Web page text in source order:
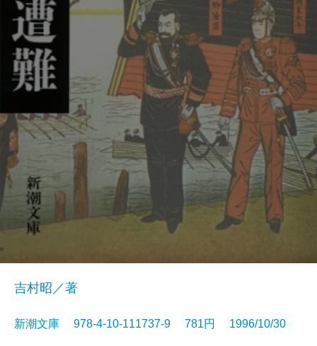
吉村昭／著
新潮文庫 978-4-10-111737-9 781円 1996/10/30